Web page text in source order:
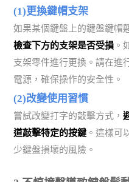
(1)更換鍵帽支架
如果某個鍵盤上的鍵盤鍵帽
檢查下方的支架是否受損 。
支架零件進行更換。請在進
電源，確保操作的安全性。
(2)改變使用習慣
嘗試改變打字的敲擊方式，
道敲擊特定的按鍵 。這樣可
少鍵盤損壞的風險。